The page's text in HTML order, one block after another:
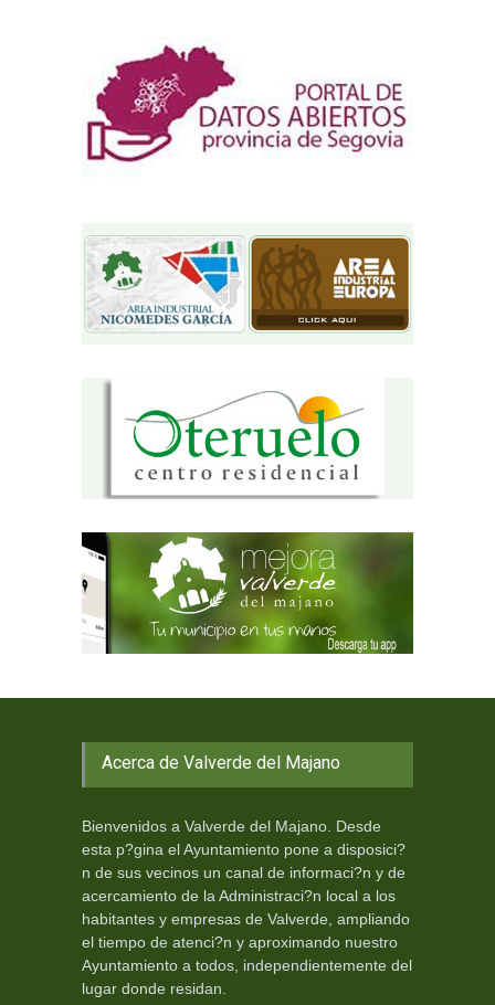
Acerca de Valverde del Majano
Bienvenidos a Valverde del Majano. Desde
esta p?gina el Ayuntamiento pone a disposici?
n de sus vecinos un canal de informaci?n y de
acercamiento de la Administraci?n local a los
habitantes y empresas de Valverde, ampliando
el tiempo de atenci?n y aproximando nuestro
Ayuntamiento a todos, independientemente del
lugar donde residan.